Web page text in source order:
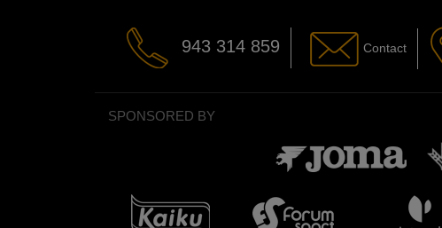
943 314 859 Contact
SPONSORED BY